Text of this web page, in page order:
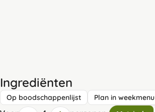
Ingrediënten
Op boodschappenlijst Plan in weekmenu